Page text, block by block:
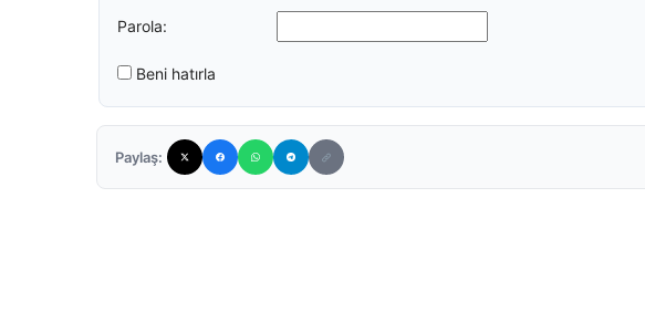
Parola:
Beni hatırla
Paylaş: